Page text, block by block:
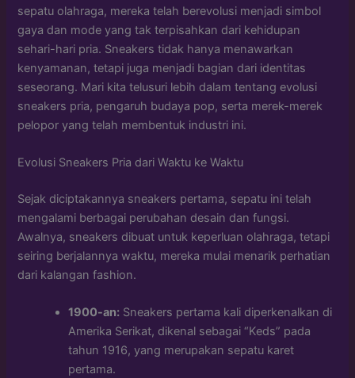
sepatu olahraga, mereka telah berevolusi menjadi simbol
gaya dan mode yang tak terpisahkan dari kehidupan
sehari-hari pria. Sneakers tidak hanya menawarkan
kenyamanan, tetapi juga menjadi bagian dari identitas
seseorang. Mari kita telusuri lebih dalam tentang evolusi
sneakers pria, pengaruh budaya pop, serta merek-merek
pelopor yang telah membentuk industri ini.
Evolusi Sneakers Pria dari Waktu ke Waktu
Sejak diciptakannya sneakers pertama, sepatu ini telah
mengalami berbagai perubahan desain dan fungsi.
Awalnya, sneakers dibuat untuk keperluan olahraga, tetapi
seiring berjalannya waktu, mereka mulai menarik perhatian
dari kalangan fashion.
1900-an: Sneakers pertama kali diperkenalkan di
Amerika Serikat, dikenal sebagai “Keds” pada
tahun 1916, yang merupakan sepatu karet
pertama.